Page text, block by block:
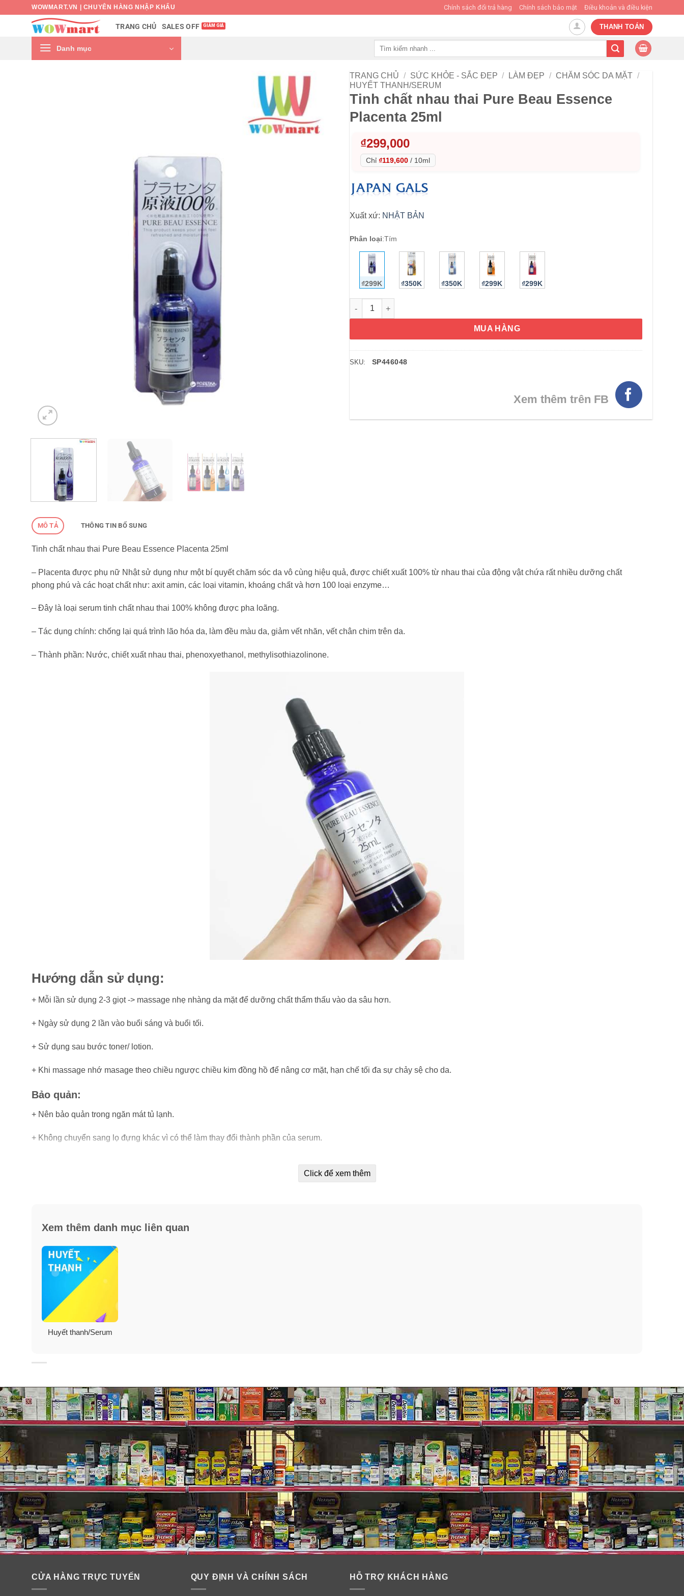
WOWMART.VN | CHUYÊN HÀNG NHẬP KHẨU Chính sách đổi trả hàng Chính sách bảo mật Điều khoản và điều kiện
TRANG CHỦ SALES OFF THANH TOÁN
Danh mục
TRANG CHỦ / SỨC KHỎE - SẮC ĐẸP / LÀM ĐẸP / CHĂM SÓC DA MẶT /
HUYẾT THANH/SERUM
Tinh chất nhau thai Pure Beau Essence
Placenta 25ml
₫299,000
Chỉ ₫119,600 / 10ml
Xuất xứ: NHẬT BẢN
Phân loại:Tím
₫299K ₫350K ₫350K ₫299K ₫299K
Tinh chất nhau thai Pure Beau Essence Placenta 25ml số lượng
MUA HÀNG
SKU: SP446048
Xem thêm trên FB
MÔ TẢ THÔNG TIN BỔ SUNG
Tinh chất nhau thai Pure Beau Essence Placenta 25ml
– Placenta được phụ nữ Nhật sử dụng như một bí quyết chăm sóc da vô cùng hiệu quả, được chiết xuất 100% từ nhau thai của động vật chứa rất nhiều dưỡng chất
phong phú và các hoạt chất như: axit amin, các loại vitamin, khoáng chất và hơn 100 loại enzyme…
– Đây là loại serum tinh chất nhau thai 100% không được pha loãng.
– Tác dụng chính: chống lại quá trình lão hóa da, làm đều màu da, giảm vết nhăn, vết chân chim trên da.
– Thành phần: Nước, chiết xuất nhau thai, phenoxyethanol, methylisothiazolinone.
Hướng dẫn sử dụng:
+ Mỗi lần sử dụng 2-3 giọt -> massage nhẹ nhàng da mặt để dưỡng chất thẩm thấu vào da sâu hơn.
+ Ngày sử dụng 2 lần vào buổi sáng và buổi tối.
+ Sử dụng sau bước toner/ lotion.
+ Khi massage nhớ masage theo chiều ngược chiều kim đồng hồ để nâng cơ mặt, hạn chế tối đa sự chảy sệ cho da.
Bảo quản:
+ Nên bảo quản trong ngăn mát tủ lạnh.
+ Không chuyển sang lọ đựng khác vì có thể làm thay đổi thành phần của serum.
Bộ sưu tập các loại serum
Click để xem thêm
Xem thêm danh mục liên quan
Huyết thanh/Serum
CỬA HÀNG TRỰC TUYẾN QUY ĐỊNH VÀ CHÍNH SÁCH HỖ TRỢ KHÁCH HÀNG